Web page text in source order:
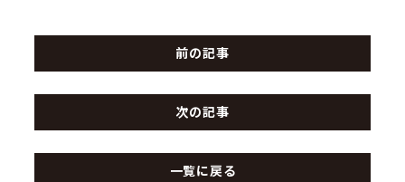
前の記事
一覧に戻る
次の記事